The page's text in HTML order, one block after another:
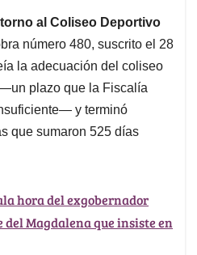
al Coliseo Deportivo
número 480, suscrito el 28
la adecuación del coliseo
plazo que la Fiscalía
y terminó
que sumaron 525 días
hora del exgobernador
del Magdalena que insiste en